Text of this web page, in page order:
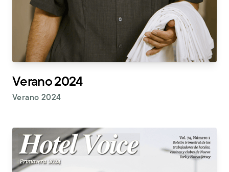
Verano 2024
Verano 2024